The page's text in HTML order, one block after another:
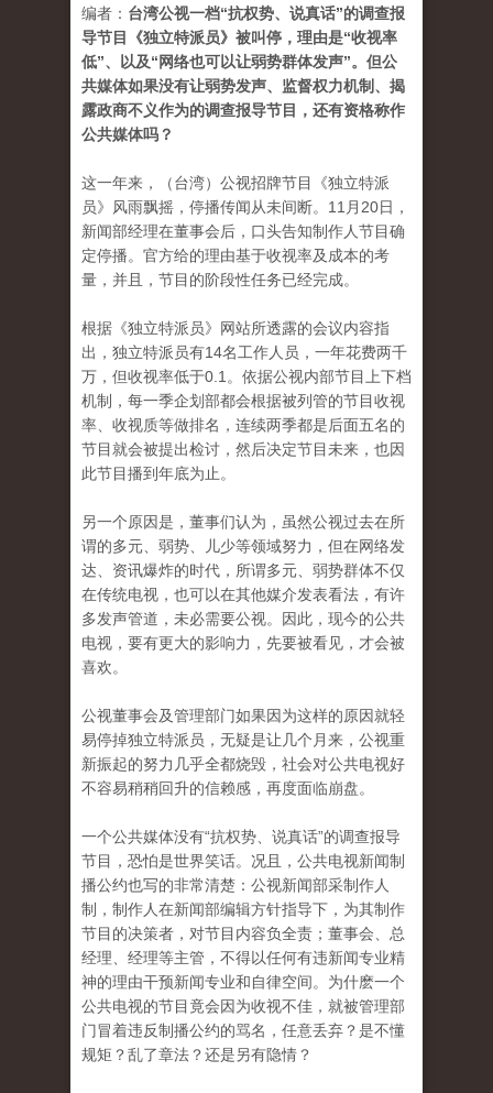
编者： 台湾公视一档“抗权势、说真话”的调查报
导节目《独立特派员》被叫停，理由是“收视率
低”、以及“网络也可以让弱势群体发声”。但公
共媒体如果没有让弱势发声、监督权力机制、揭
露政商不义作为的调查报导节目，还有资格称作
公共媒体吗？
这一年来，（台湾）公视招牌节目《独立特派
员》风雨飘摇，停播传闻从未间断。11月20日，
新闻部经理在董事会后，口头告知制作人节目确
定停播。官方给的理由基于收视率及成本的考
量，并且，节目的阶段性任务已经完成。
根据《独立特派员》网站所透露的会议内容指
出，独立特派员有14名工作人员，一年花费两千
万，但收视率低于0.1。依据公视内部节目上下档
机制，每一季企划部都会根据被列管的节目收视
率、收视质等做排名，连续两季都是后面五名的
节目就会被提出检讨，然后决定节目未来，也因
此节目播到年底为止。
另一个原因是，董事们认为，虽然公视过去在所
谓的多元、弱势、儿少等领域努力，但在网络发
达、资讯爆炸的时代，所谓多元、弱势群体不仅
在传统电视，也可以在其他媒介发表看法，有许
多发声管道，未必需要公视。因此，现今的公共
电视，要有更大的影响力，先要被看见，才会被
喜欢。
公视董事会及管理部门如果因为这样的原因就轻
易停掉独立特派员，无疑是让几个月来，公视重
新振起的努力几乎全都烧毁，社会对公共电视好
不容易稍稍回升的信赖感，再度面临崩盘。
一个公共媒体没有“抗权势、说真话”的调查报导
节目，恐怕是世界笑话。况且，公共电视新闻制
播公约也写的非常清楚：公视新闻部采制作人
制，制作人在新闻部编辑方针指导下，为其制作
节目的决策者，对节目内容负全责；董事会、总
经理、经理等主管，不得以任何有违新闻专业精
神的理由干预新闻专业和自律空间。为什麽一个
公共电视的节目竟会因为收视不佳，就被管理部
门冒着违反制播公约的骂名，任意丢弃？是不懂
规矩？乱了章法？还是另有隐情？